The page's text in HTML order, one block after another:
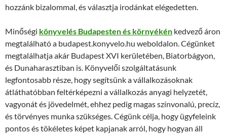
hozzánk bizalommal, és választja irodánkat elégedetten.
Minőségi könyvelés Budapesten és környékén kedvező áron
megtalálható a budapest.konyvelo.hu weboldalon. Cégünket
megtalálhatja akár Budapest XVI kerületében, Biatorbágyon,
és Dunaharasztiban is. Könyvelői szolgáltatásunk
legfontosabb része, hogy segítsünk a vállalkozásoknak
átláthatóbban feltérképezni a vállalkozás anyagi helyzetét,
vagyonát és jövedelmét, ehhez pedig magas színvonalú, precíz,
és törvényes munka szükséges. Cégünk célja, hogy ügyfeleink
pontos és tökéletes képet kapjanak arról, hogy hogyan áll